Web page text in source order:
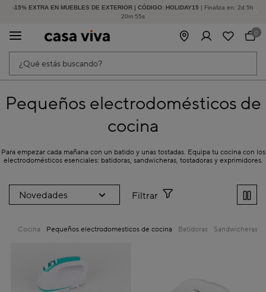
-15% EXTRA EN MUEBLES DE EXTERIOR | CÓDIGO: HOLIDAY15 | Finaliza en: 2d 5h
20m 55s
HASTA -60% DE DESCUENTO | SEGUNDAS REBAJAS
¿Qué estás buscando?
0
Pequeños electrodomésticos de
cocina
Para empezar cada mañana con un batido y unas tostadas. Equipa tu cocina con los
electrodomésticos esenciales: batidoras, sandwicheras, tostadoras y exprimidores.
Filtrar
Cocina Pequeños electrodomesticos de cocina Batidoras Sandwicheras